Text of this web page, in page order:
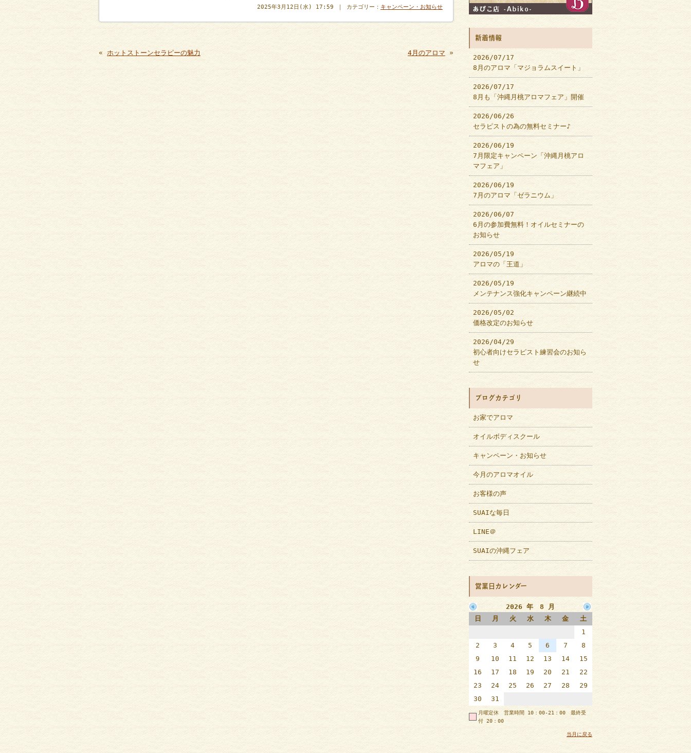
2025年3月12日(水) 17:59 ｜ カテゴリー： キャンペーン・お知らせ
« ホットストーンセラピーの魅力 4月のアロマ »
新着情報
2026/07/17
8月のアロマ「マジョラムスイート」
2026/07/17
8月も「沖縄月桃アロマフェア」開催
2026/06/26
セラピストの為の無料セミナー♪
2026/06/19
7月限定キャンペーン「沖縄月桃アロ
マフェア」
2026/06/19
7月のアロマ「ゼラニウム」
2026/06/07
6月の参加費無料！オイルセミナーの
お知らせ
2026/05/19
アロマの「王道」
2026/05/19
メンテナンス強化キャンペーン継続中
2026/05/02
価格改定のお知らせ
2026/04/29
初心者向けセラピスト練習会のお知ら
せ
ブログカテゴリ
お家でアロマ
オイルボディスクール
キャンペーン・お知らせ
今月のアロマオイル
お客様の声
SUAIな毎日
LINE＠
SUAIの沖縄フェア
営業日カレンダー
2026 年 8 月
日
月 火 水 木 金
土
1
2
3 4 5 6 7
8
9
10 11 12 13 14
15
16
17 18 19 20 21
22
23
24 25 26 27 28
29
30
31
月曜定休 営業時間 10：00-21：00 最終受
付 20：00
当月に戻る